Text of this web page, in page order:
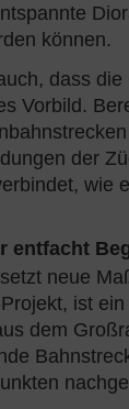
können.
dass
Vorbild.
der
wie
entfacht
neue
ist
dem